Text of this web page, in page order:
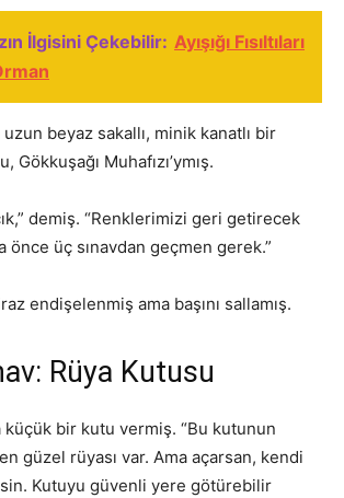
İlgisini Çekebilir: Ayışığı Fısıltıları
uzun beyaz sakallı, minik kanatlı bir
Gökkuşağı Muhafızı’ymış.
demiş. “Renklerimizi geri getirecek
önce üç sınavdan geçmen gerek.”
endişelenmiş ama başını sallamış.
Rüya Kutusu
küçük bir kutu vermiş. “Bu kutunun
güzel rüyası var. Ama açarsan, kendi
Kutuyu güvenli yere götürebilir